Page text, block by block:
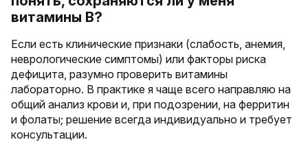
витамины B?
Если есть клинические признаки (слабость, анемия,
неврологические симптомы) или факторы риска
дефицита, разумно проверить витамины
лабораторно. В практике я чаще всего направляю на
общий анализ крови и, при подозрении, на ферритин
и фолаты; решение всегда индивидуально и требует
консультации.